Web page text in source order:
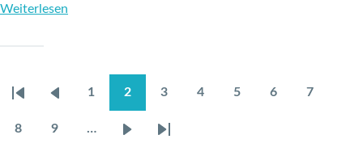
Weiterlesen
Factsheet
"Mitarbeiterbindung
SEITENNUMMERIERUNG
Erste
Seite
Vorherige
Seite
1
Seite
2
3
4
5
6
7
8
9
…
NächsteLetzte